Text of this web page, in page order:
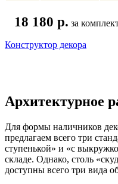
18 180 p. за
Конструктор декора
Архитектурное
Для формы наличников
предлагаем всего три
ступенькой» и «с
складе. Однако, столь
доступны всего три вида